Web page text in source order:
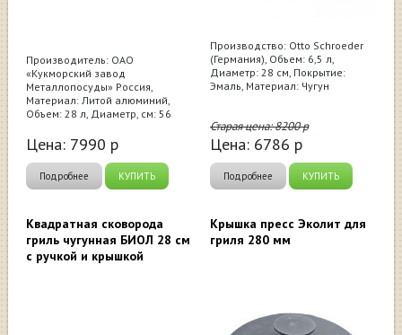
Производитель: ОАО
«Кукморский завод
Металлопосуды» Россия,
Материал: Литой алюминий,
Объем: 28 л, Диаметр, см: 56
Цена: 7990 р
Подробнее КУПИТЬ
Производство: Otto Schroeder
(Германия), Объем: 6,5 л,
Диаметр: 28 см, Покрытие:
Эмаль, Материал: Чугун
Старая цена:8200р
Цена: 6786 р
Подробнее КУПИТЬ
Квадратная сковорода
гриль чугунная БИОЛ 28 см
с ручкой и крышкой
Крышка пресс Эколит для
гриля 280 мм